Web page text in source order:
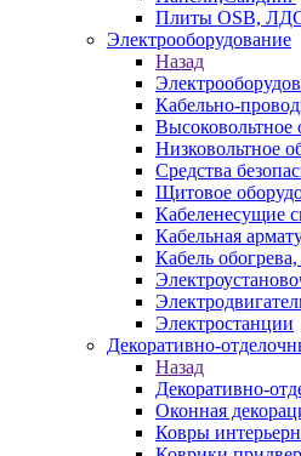
Плиты OSB,
Электрооборудование
Назад
Кабельно-
Высоковольтное
Низковольтное
Средства
Щитовое
Кабеленесущие
Кабельная
Кабель
Электростанции
Декоративно-
Назад
Декоративно-
Оконная
Ковры